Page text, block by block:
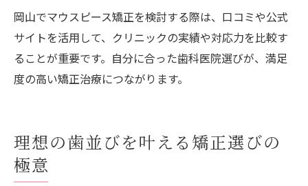
岡山でマウスピース矯正を検討する際は、口コミや公式
サイトを活用して、クリニックの実績や対応力を比較す
ることが重要です。自分に合った歯科医院選びが、満足
度の高い矯正治療につながります。
理想の歯並びを叶える矯正選びの
極意